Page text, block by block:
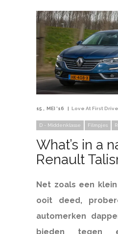
15 MEI '16 Love At First Drive
D - Middenklasse Filmpjes
What’s in a
Renault
Net zoals een
ooit deed,
automerken
bieden tegen